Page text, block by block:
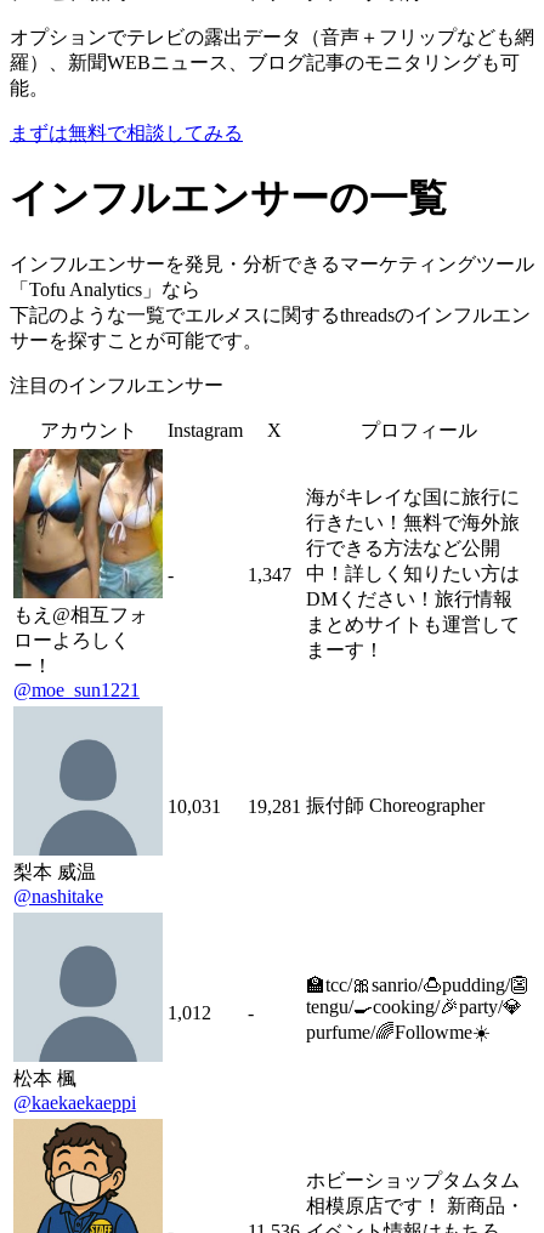
オプションでテレビの露出データ（音声＋フリップなども網
羅）、新聞WEBニュース、ブログ記事のモニタリングも可
能。
まずは無料で相談してみる
インフルエンサーの一覧
インフルエンサーを発見・分析できるマーケティングツール
「Tofu Analytics」なら
下記のような一覧でエルメスに関するthreadsのインフルエン
サーを探すことが可能です。
注目のインフルエンサー
アカウント Instagram X プロフィール
もえ@相互フォ
ローよろしく
ー！
@moe_sun1221
- 1,347
海がキレイな国に旅行に
行きたい！無料で海外旅
行できる方法など公開
中！詳しく知りたい方は
DMください！旅行情報
まとめサイトも運営して
まーす！
梨本 威温
@nashitake
10,031 19,281 振付師 Choreographer
松本 楓
@kaekaekaeppi
1,012 -
🏫tcc/🎀sanrio/🍮pudding/👺
tengu/🍳cooking/🎉party/💎
purfume/🌈Followme☀️
ホビーショップタムタム
相模原店です！ 新商品・